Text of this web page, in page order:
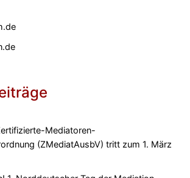
Mediatoren-
(ZMediatAusbV) tritt zum 1. März